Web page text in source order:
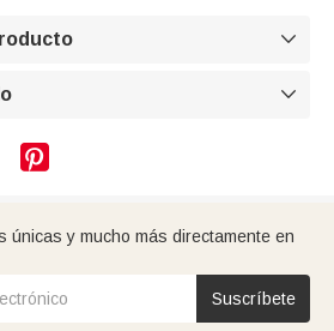



únicas y mucho más directamente en
Suscríbete